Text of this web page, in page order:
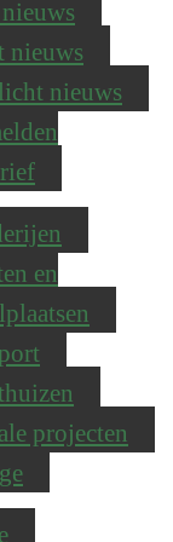
nieuws
nieuws
en
projecten